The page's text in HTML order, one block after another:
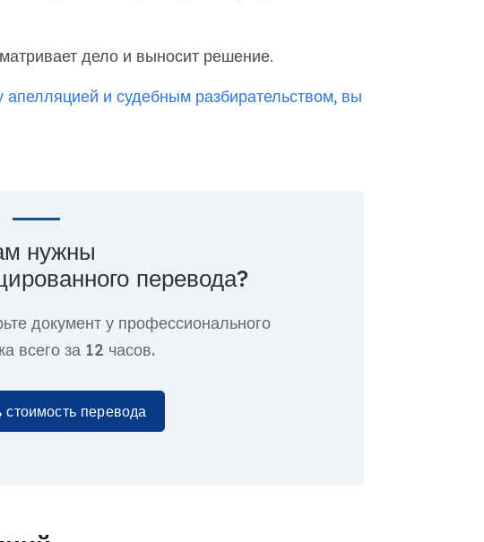
дело и выносит решение.
и судебным разбирательством, вы
нужны
перевода?
документ у профессионального
всего за 12 часов.
стоимость перевода